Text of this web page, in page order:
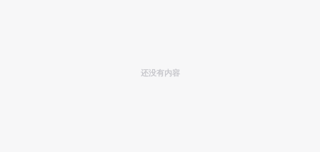
还没有内容